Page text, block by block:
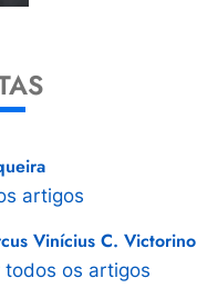
artigos
Vinícius C. Victorino
todos os artigos